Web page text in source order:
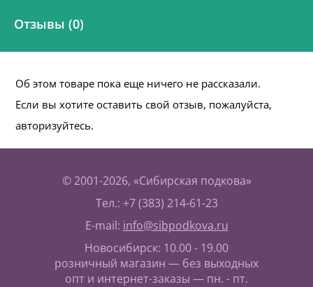
Отзывы (0)
Об этом товаре пока еще ничего не рассказали.
Если вы хотите оставить свой отзыв, пожалуйста,
авторизуйтесь.
© 2001-2026, «Сибирская подкова»
Тел.: +7 (383) 214-61-23
E-mail: info@sibpodkova.ru
Новосибирск: 10.00 - 19.00
розничный магазин — без выходных
опт и интернет-заказы — пн. - пт.